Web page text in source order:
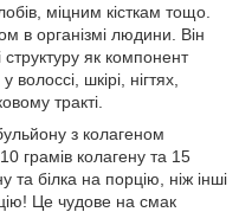
міцним кісткам тощо.
в організмі людини. Він
структуру як компонент
шкірі, нігтях,
тракті.
з колагеном
грамів колагену та 15
та білка на порцію, ніж інші
Це чудове на смак